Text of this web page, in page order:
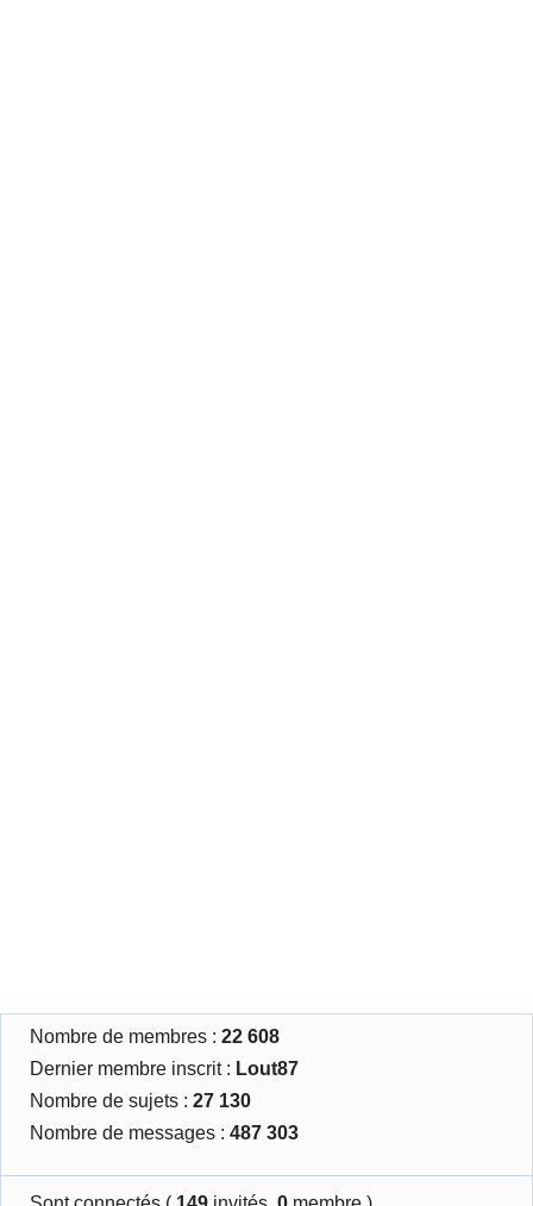
Nombre de membres :22 608
Dernier membre inscrit : Lout87
Nombre de sujets :27 130
Nombre de messages :487 303